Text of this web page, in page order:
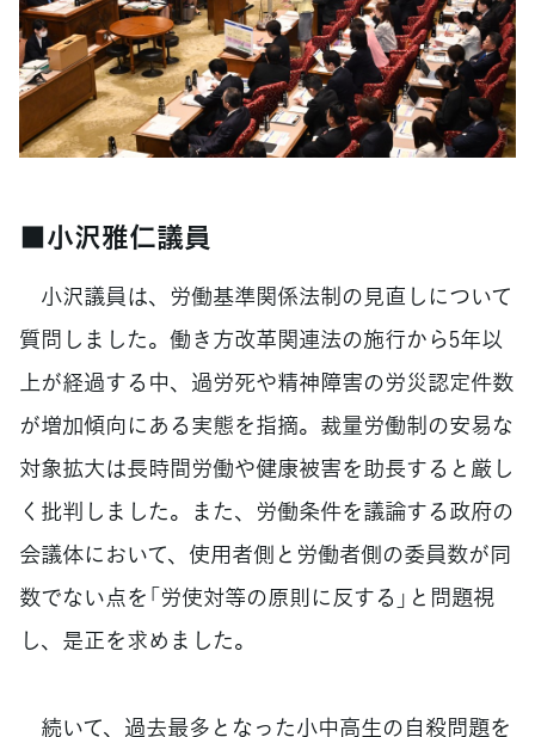
■小沢雅仁議員
小沢議員は、労働基準関係法制の見直しについて
質問しました。働き方改革関連法の施行から5年以
上が経過する中、過労死や精神障害の労災認定件数
が増加傾向にある実態を指摘。裁量労働制の安易な
対象拡大は長時間労働や健康被害を助長すると厳し
く批判しました。また、労働条件を議論する政府の
会議体において、使用者側と労働者側の委員数が同
数でない点を「労使対等の原則に反する」と問題視
し、是正を求めました。
続いて、過去最多となった小中高生の自殺問題を